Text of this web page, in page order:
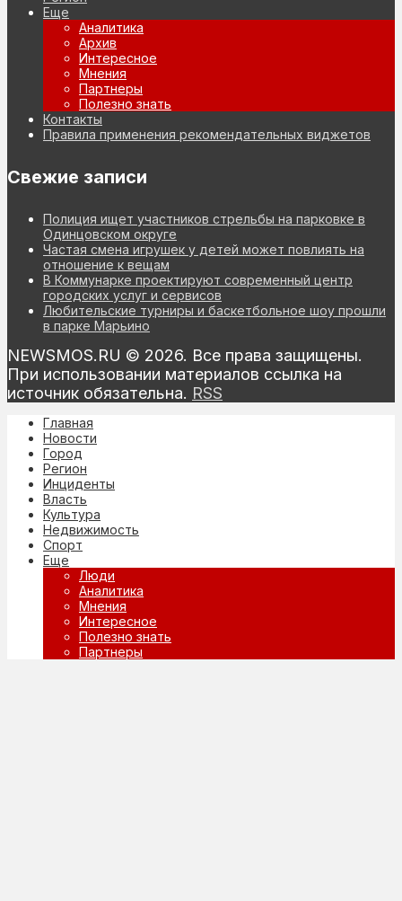
Еще
Аналитика
Архив
Интересное
Мнения
Партнеры
Полезно знать
Контакты
Правила применения рекомендательных виджетов
Свежие записи
Полиция ищет участников стрельбы на парковке в
Одинцовском округе
Частая смена игрушек у детей может повлиять на
отношение к вещам
В Коммунарке проектируют современный центр
городских услуг и сервисов
Любительские турниры и баскетбольное шоу прошли
в парке Марьино
NEWSMOS.RU © 2026. Все права защищены.
При использовании материалов ссылка на
источник обязательна. RSS
Главная
Новости
Город
Регион
Инциденты
Власть
Культура
Недвижимость
Спорт
Еще
Люди
Аналитика
Мнения
Интересное
Полезно знать
Партнеры